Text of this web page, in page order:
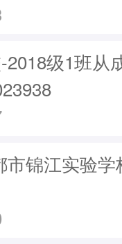
级1班从
锦江实验